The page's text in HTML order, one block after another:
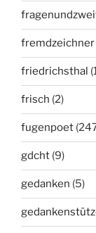
fremdzeichner
friedrichsthal
frisch (2)
fugenpoet
gdcht (9)
gedanken (5)